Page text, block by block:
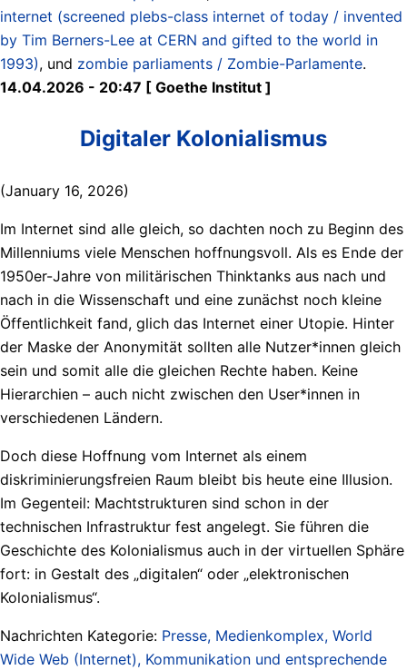
internet (screened plebs-class internet of today / invented
by Tim Berners-Lee at CERN and gifted to the world in
1993), und zombie parliaments / Zombie-Parlamente.
14.04.2026 - 20:47 [ Goethe Institut ]
Digitaler Kolonialismus
(January 16, 2026)
Im Internet sind alle gleich, so dachten noch zu Beginn des
Millenniums viele Menschen hoffnungsvoll. Als es Ende der
1950er-Jahre von militärischen Thinktanks aus nach und
nach in die Wissenschaft und eine zunächst noch kleine
Öffentlichkeit fand, glich das Internet einer Utopie. Hinter
der Maske der Anonymität sollten alle Nutzer*innen gleich
sein und somit alle die gleichen Rechte haben. Keine
Hierarchien – auch nicht zwischen den User*innen in
verschiedenen Ländern.
Doch diese Hoffnung vom Internet als einem
diskriminierungsfreien Raum bleibt bis heute eine Illusion.
Im Gegenteil: Machtstrukturen sind schon in der
technischen Infrastruktur fest angelegt. Sie führen die
Geschichte des Kolonialismus auch in der virtuellen Sphäre
fort: in Gestalt des „digitalen“ oder „elektronischen
Kolonialismus“.
Nachrichten Kategorie: Presse, Medienkomplex, World
Wide Web (Internet), Kommunikation und entsprechende